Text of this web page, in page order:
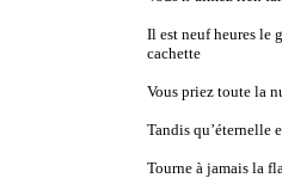
Il est neuf heures le
cachette
Vous priez toute la
Tandis qu’éternelle
Tourne à jamais la